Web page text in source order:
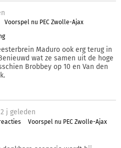
Voorspel nu PEC Zwolle-Ajax
Maduro ook erg terug in
wat ze samen uit de hoge
Brobbey op 10 en Van den
2 j geleden
Voorspel nu PEC Zwolle-Ajax